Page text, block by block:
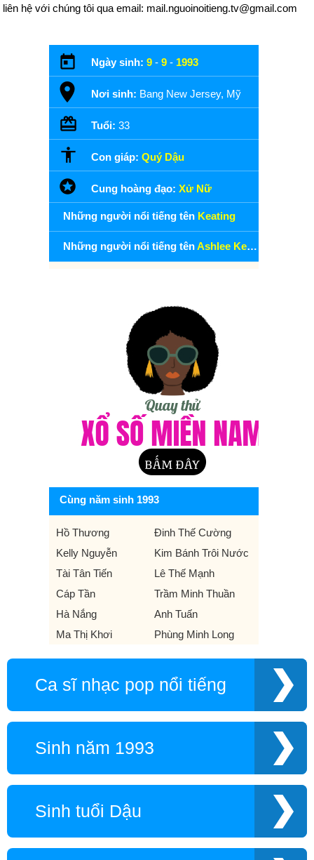
liên hệ với chúng tôi qua email: mail.nguoinoitieng.tv@gmail.com
Ngày sinh: 9 - 9 - 1993
Nơi sinh: Bang New Jersey, Mỹ
Tuổi: 33
Con giáp: Quý Dậu
Cung hoàng đạo: Xử Nữ
Những người nổi tiếng tên Keating
Những người nổi tiếng tênAshlee Keating
Cùng năm sinh 1993
Hồ Thương
Đinh Thế Cường
Kelly Nguyễn
Kim Bánh Trôi Nước
Tài Tân Tiến
Lê Thế Mạnh
Cáp Tần
Trầm Minh Thuần
Hà Nắng
Anh Tuấn
Ma Thị Khơi
Phùng Minh Long
Ca sĩ nhạc pop nổi tiếng
Sinh năm 1993
Sinh tuổi Dậu